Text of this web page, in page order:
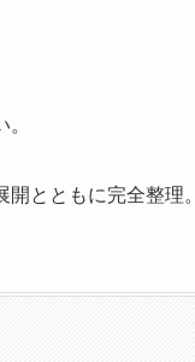
とともに完全整理。